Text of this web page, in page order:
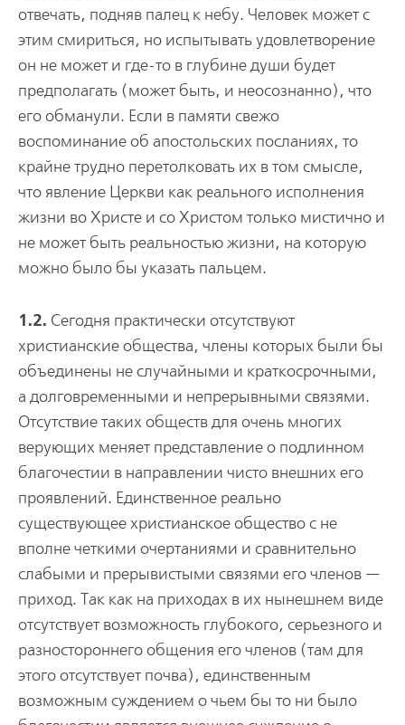
отвечать, подняв палец к небу. Человек может с
этим смириться, но испытывать удовлетворение
он не может и где-то в глубине души будет
предполагать (может быть, и неосознанно), что
его обманули. Если в памяти свежо
воспоминание об апостольских посланиях, то
крайне трудно перетолковать их в том смысле,
что явление Церкви как реального исполнения
жизни во Христе и со Христом только мистично и
не может быть реальностью жизни, на которую
можно было бы указать пальцем.
1.2. Сегодня практически отсутствуют
христианские общества, члены которых были бы
объединены не случайными и краткосрочными,
а долговременными и непрерывными связями.
Отсутствие таких обществ для очень многих
верующих меняет представление о подлинном
благочестии в направлении чисто внешних его
проявлений. Единственное реально
существующее христианское общество с не
вполне четкими очертаниями и сравнительно
слабыми и прерывистыми связями его членов —
приход. Так как на приходах в их нынешнем виде
отсутствует возможность глубокого, серьезного и
разностороннего общения его членов (там для
этого отсутствует почва), единственным
возможным суждением о чьем бы то ни было